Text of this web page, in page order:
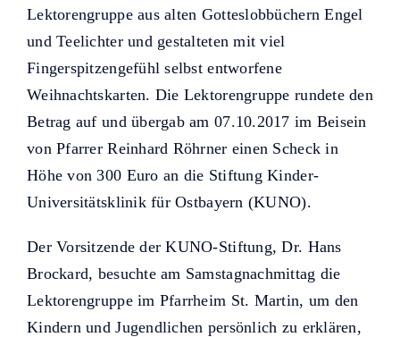
Lektorengruppe aus alten Gotteslobbüchern Engel
und Teelichter und gestalteten mit viel
Fingerspitzengefühl selbst entworfene
Weihnachtskarten. Die Lektorengruppe rundete den
Betrag auf und übergab am 07.10.2017 im Beisein
von Pfarrer Reinhard Röhrner einen Scheck in
Höhe von 300 Euro an die Stiftung Kinder-
Universitätsklinik für Ostbayern (KUNO).
Der Vorsitzende der KUNO-Stiftung, Dr. Hans
Brockard, besuchte am Samstagnachmittag die
Lektorengruppe im Pfarrheim St. Martin, um den
Kindern und Jugendlichen persönlich zu erklären,